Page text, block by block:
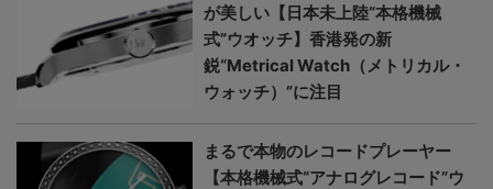
が美しい【日本未上陸“本格機械
式”ウオッチ】香港発の新
鋭“Metrical Watch（メトリカル・
ウォッチ）”に注目
まるで本物のレコードプレーヤー
【本格機械式“アナログレコード”ウ